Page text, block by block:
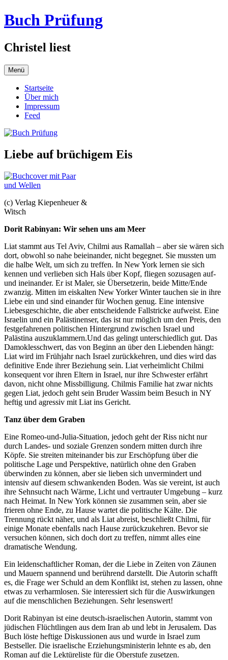
Zum
Inhalt
Buch Prüfung
Christel liest
Menü
Startseite
Über mich
Impressum
Feed
Liebe auf brüchigem Eis
(c) Verlag Kiepenheuer &
Witsch
Dorit Rabinyan: Wir sehen uns am Meer
Liat stammt aus Tel Aviv, Chilmi aus Ramallah – aber sie wären sich
dort, obwohl so nahe beieinander, nicht begegnet. Sie mussten um
die halbe Welt, um sich zu treffen. In New York lernen sie sich
kennen und verlieben sich Hals über Kopf, fliegen sozusagen auf-
und ineinander. Er ist Maler, sie Übersetzerin, beide Mitte/Ende
zwanzig. Mitten im eiskalten New Yorker Winter tauchen sie in ihre
Liebe ein und sind einander für Wochen genug. Eine intensive
Liebesgeschichte, die aber entscheidende Fallstricke aufweist. Eine
Israelin und ein Palästinenser, das ist nur möglich um den Preis, den
festgefahrenen politischen Hintergrund zwischen Israel und
Palästina auszuklammern.Und das gelingt unterschiedlich gut. Das
Damoklesschwert, das von Beginn an über den Liebenden hängt:
Liat wird im Frühjahr nach Israel zurückkehren, und dies wird das
definitive Ende ihrer Beziehung sein. Liat verheimlicht Chilmi
konsequent vor ihren Eltern in Israel, nur ihre Schwester erfährt
davon, nicht ohne Missbilligung. Chilmis Familie hat zwar nichts
gegen Liat, jedoch geht sein Bruder Wassim beim Besuch in NY
heftig und agressiv mit Liat ins Gericht.
Tanz über dem Graben
Eine Romeo-und-Julia-Situation, jedoch geht der Riss nicht nur
durch Landes- und soziale Grenzen sondern mitten durch ihre
Köpfe. Sie streiten miteinander bis zur Erschöpfung über die
politische Lage und Perspektive, natürlich ohne den Graben
überwinden zu können, aber sie lieben sich unvermindert und
intensiv auf diesem schwankenden Boden. Was sie vereint, ist auch
ihre Sehnsucht nach Wärme, Licht und vertrauter Umgebung – kurz
nach Heimat. In New York können sie zusammen sein, aber sie
frieren ohne Ende, zu Hause wartet die politische Kälte. Die
Trennung rückt näher, und als Liat abreist, beschließt Chilmi, für
einige Monate ebenfalls nach Hause zurückzukehren. Bevor sie
versuchen können, sich doch dort zu treffen, nimmt alles eine
dramatische Wendung.
Ein leidenschaftlicher Roman, der die Liebe in Zeiten von Zäunen
und Mauern spannend und berührend darstellt. Die Autorin schafft
es, die Frage wer Schuld an dem Konflikt ist, stehen zu lassen, ohne
etwas zu verharmlosen. Sie interessiert sich für die Auswirkungen
auf die menschlichen Beziehungen. Sehr lesenswert!
Dorit Rabinyan ist eine deutsch-israelischen Autorin, stammt von
jüdischen Flüchtlingen aus dem Iran ab und lebt in Jerusalem. Das
Buch löste heftige Diskussionen aus und wurde in Israel zum
Bestseller. Die israelische Erziehungsministerin lehnte es ab, den
Roman auf die Lektüreliste für die Oberstufe zusetzen.